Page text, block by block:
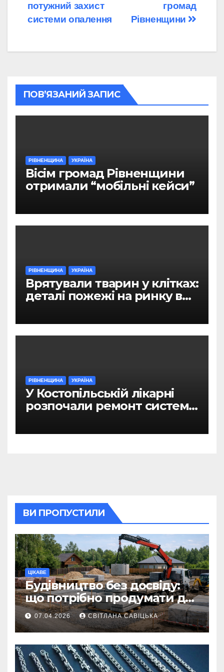
громад
Рівненщини
потужний захист
системи опалення
ПОВ’ЯЗАНИЙ ЗАПИС
РІВНЕНЩИНА УКРАЇНА
Вісім громад Рівненщини
отримали “мобільні кейси”
РІВНЕНЩИНА УКРАЇНА
Врятували тварин у клітках:
деталі пожежі на ринку в
РІВНЕНЩИНА УКРАЇНА
У Костопільській лікарні
розпочали ремонт системи
ВИ ПРОПУСТИЛИ
ЦІКАВЕ
Будівництво без досвіду:
що потрібно продумати до
першої доставки на
ділянку
07.04.2026 СВІТЛАНА САВІЦЬКА